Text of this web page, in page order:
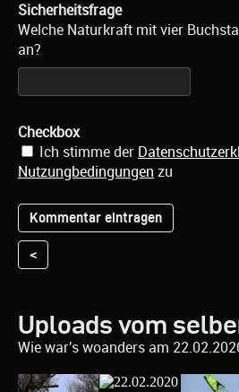
Sicherheitsfrage
Welche Naturkraft mit vier
an?
Checkbox
Ich stimme der
Nutzungbedingungen zu
<
Uploads vom
Wie war's woanders am